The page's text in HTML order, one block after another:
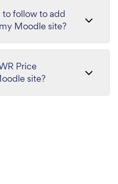
follow to add
Moodle site?
Price
site?